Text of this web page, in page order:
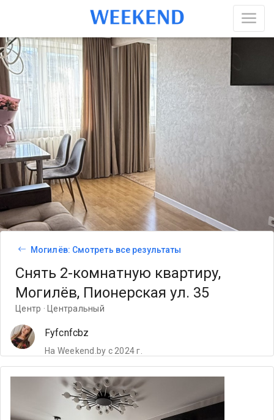
Могилёв: Смотреть все результаты
Снять 2-комнатную квартиру,
Могилёв, Пионерская ул. 35
Центр · Центральный
Fyfcnfcbz
На Weekend.by с 2024 г.